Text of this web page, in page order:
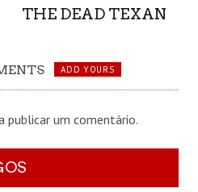
THE DEAD TEXAN
ADD YOURS
publicar um comentário.